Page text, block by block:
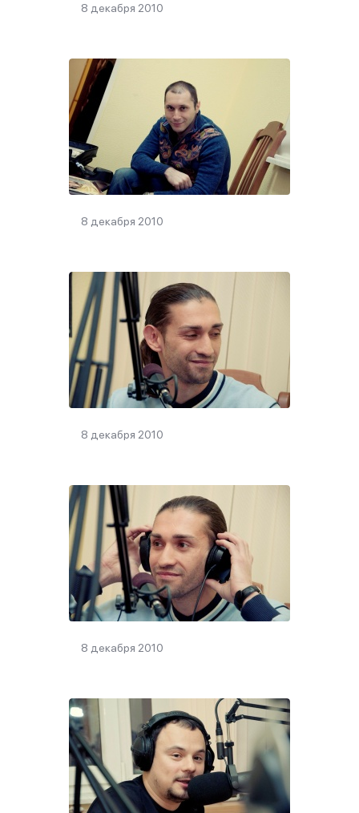
8 декабря 2010
8 декабря 2010
8 декабря 2010
8 декабря 2010